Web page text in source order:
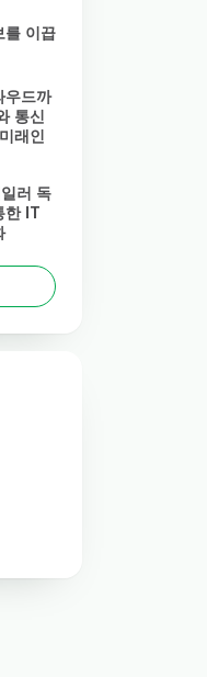
를 이끕
우드까
통신
래인
러 독
한 IT